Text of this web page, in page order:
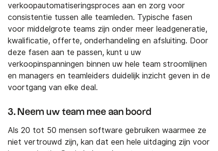
verkoopautomatiseringsproces aan en zorg voor
consistentie tussen alle teamleden. Typische fasen
voor middelgrote teams zijn onder meer leadgeneratie,
kwalificatie, offerte, onderhandeling en afsluiting. Door
deze fasen aan te passen, kunt u uw
verkoopinspanningen binnen uw hele team stroomlijnen
en managers en teamleiders duidelijk inzicht geven in de
voortgang van elke deal.
3. Neem uw team mee aan boord
Als 20 tot 50 mensen software gebruiken waarmee ze
niet vertrouwd zijn, kan dat een hele uitdaging zijn voor